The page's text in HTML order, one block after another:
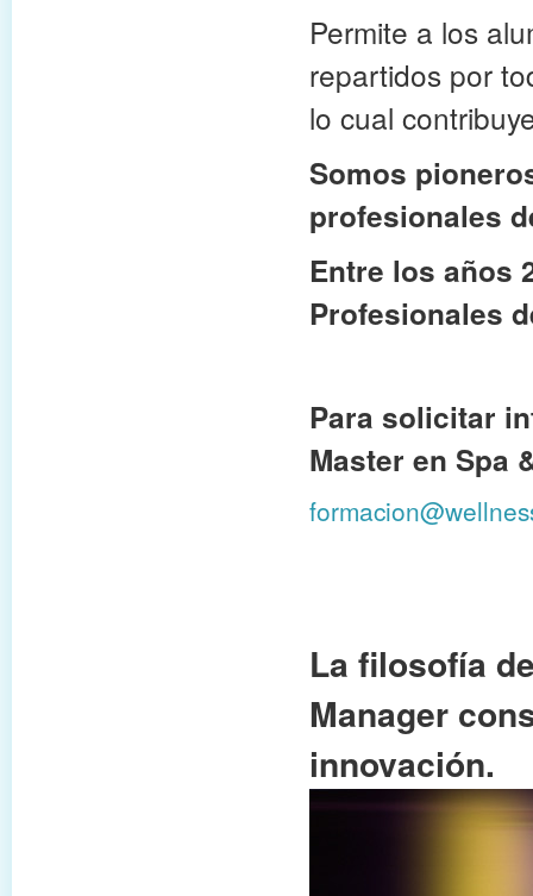
Permite a los
repartidos por
lo cual
Somos
profesionales
Entre los años
Profesionales
Para solicitar
Master en Spa
La filosofía
Manager
innovación.